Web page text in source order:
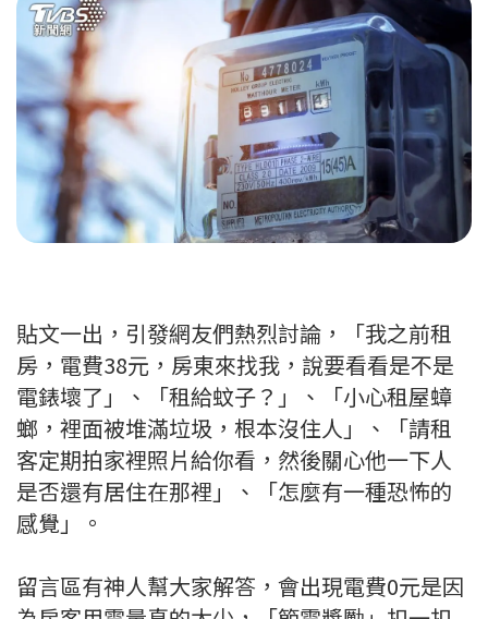
貼文一出，引發網友們熱烈討論，「我之前租
房，電費38元，房東來找我，說要看看是不是
電錶壞了」、「租給蚊子？」、「小心租屋蟑
螂，裡面被堆滿垃圾，根本沒住人」、「請租
客定期拍家裡照片給你看，然後關心他一下人
是否還有居住在那裡」、「怎麼有一種恐怖的
感覺」。
留言區有神人幫大家解答，會出現電費0元是因